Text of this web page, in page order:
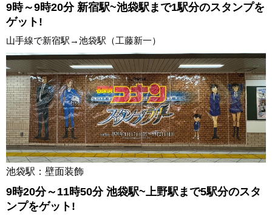
9時～9時20分 新宿駅~池袋駅まで1駅分のスタンプを
ゲット!
山手線で新宿駅→池袋駅（工藤新一）
池袋駅：壁面装飾
9時20分～11時50分 池袋駅~上野駅まで5駅分のスタ
ンプをゲット!